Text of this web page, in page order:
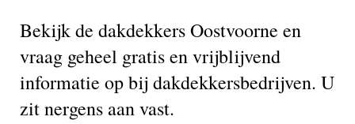
Bekijk de dakdekkers Oostvoorne en
vraag geheel gratis en vrijblijvend
informatie op bij dakdekkersbedrijven. U
zit nergens aan vast.